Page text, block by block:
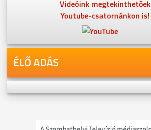
Videóink megtekinthetőek
Youtube-csatornánkon is!
ÉLŐ ADÁS